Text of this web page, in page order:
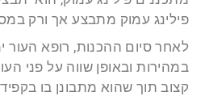
פילינג עמוק מתבצע אך ורק
לאחר סיום ההכנות, רופא העור
במהירות ובאופן שווה על פני
קצוב תוך שהוא מתבונן בו